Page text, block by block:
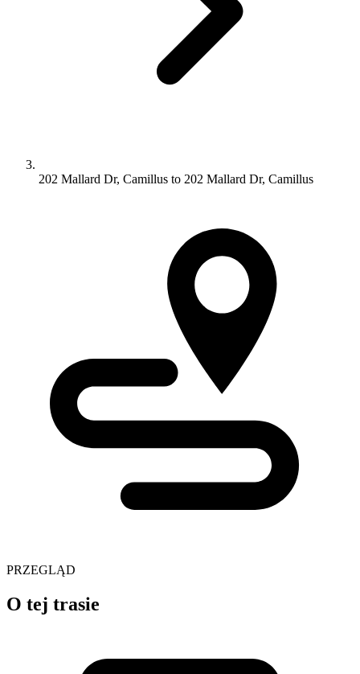
202 Mallard Dr, Camillus to 202 Mallard Dr, Camillus
PRZEGLĄD
O tej trasie